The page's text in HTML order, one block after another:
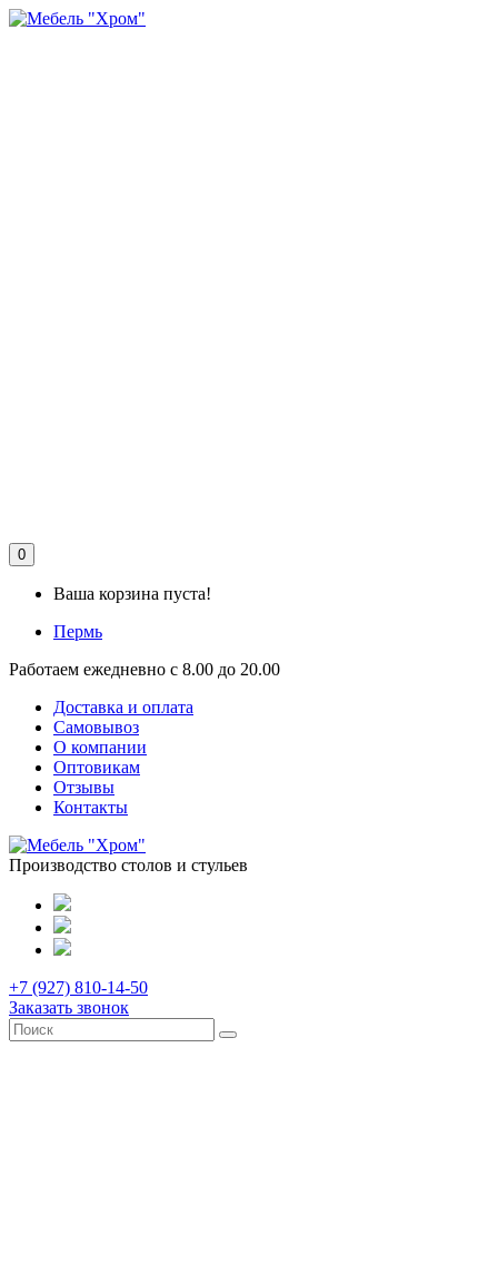
0
Ваша корзина пуста!
Пермь
Работаем ежедневно с 8.00 до 20.00
Доставка и оплата
Самовывоз
О компании
Оптовикам
Отзывы
Контакты
Производство столов и стульев
+7 (927) 810-14-50
Заказать звонок